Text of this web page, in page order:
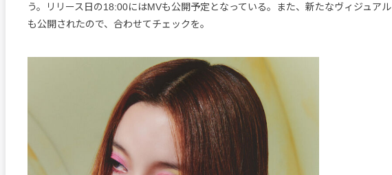
う。リリース日の18:00にはMVも公開予定となっている。また、新たなヴィジュアル
も公開されたので、合わせてチェックを。